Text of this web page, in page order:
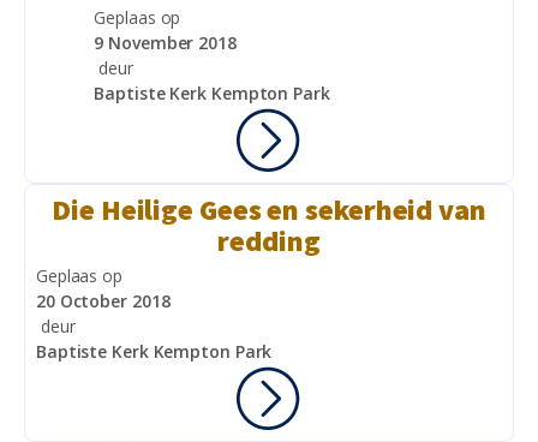
Geplaas op
9 November 2018
deur
Baptiste Kerk Kempton Park
Die Heilige Gees en sekerheid van
redding
Geplaas op
20 October 2018
deur
Baptiste Kerk Kempton Park